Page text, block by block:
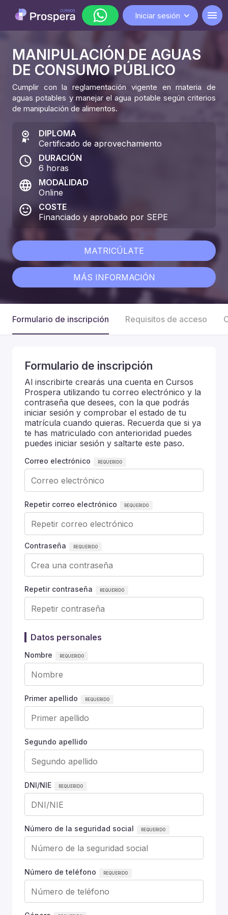
WhatsApp
lunes a viernes de 9:00 a 18:00
Iniciar sesión
MANIPULACIÓN DE AGUAS
DE CONSUMO PÚBLICO
Cumplir con la reglamentación vigente en materia de
aguas potables y manejar el agua potable según criterios
de manipulación de alimentos.
DIPLOMA
Certificado de aprovechamiento
DURACIÓN
6 horas
MODALIDAD
Online
COSTE
Financiado y aprobado por SEPE
MATRICÚLATE
MÁS INFORMACIÓN
Formulario de inscripción Requisitos de acceso
Formulario de inscripción
Al inscribirte crearás una cuenta en Cursos
Prospera utilizando tu correo electrónico y la
contraseña que desees, con la que podrás
iniciar sesión y comprobar el estado de tu
matrícula cuando quieras. Recuerda que si ya
te has matriculado con anterioridad puedes
puedes iniciar sesión y saltarte este paso.
Correo electrónico
Repetir correo electrónico
Contraseña
Repetir contraseña
Datos personales
Nombre
Primer apellido
Segundo apellido
DNI/NIE
Número de la seguridad social
Número de teléfono